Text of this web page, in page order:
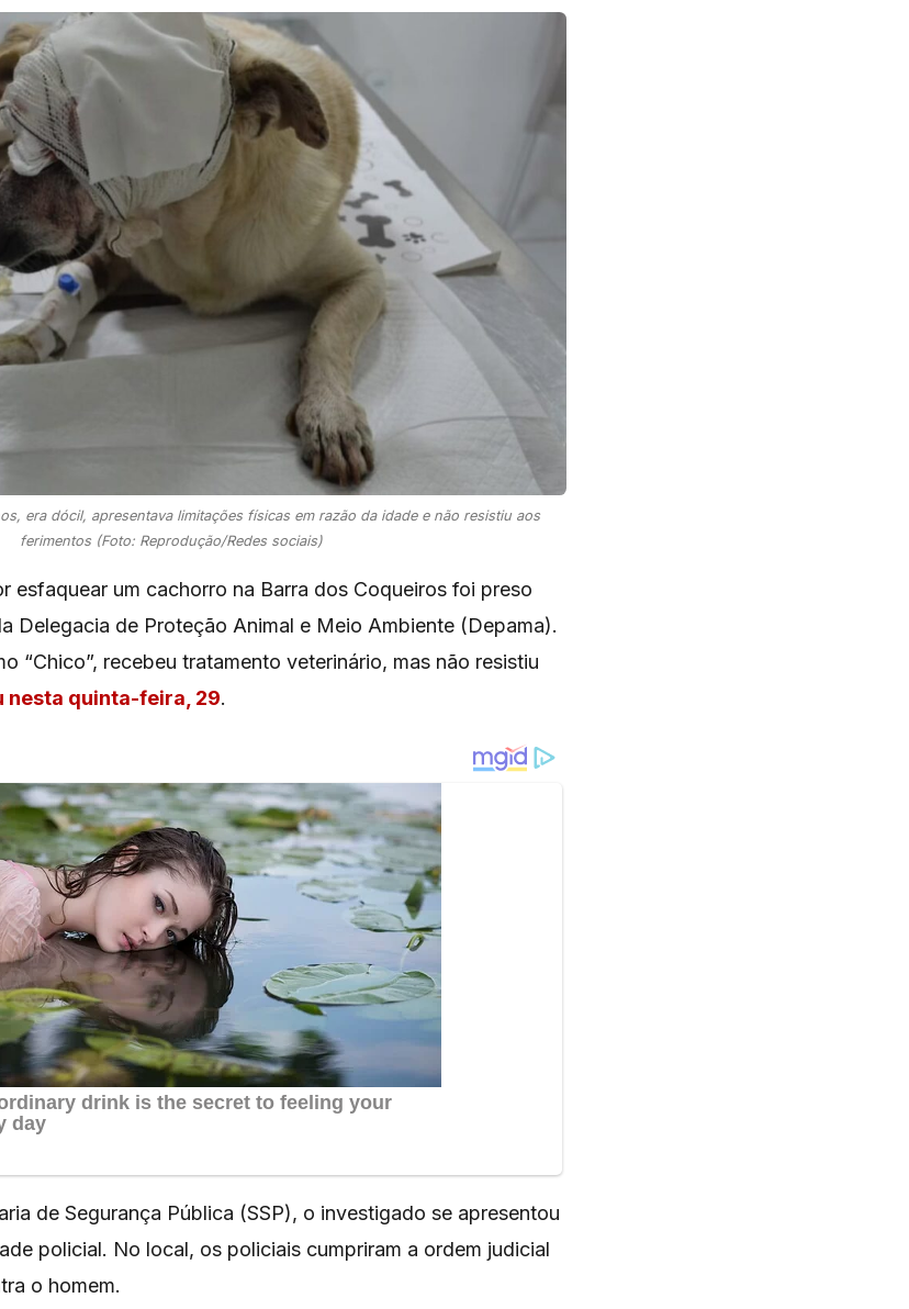
era dócil, apresentava limitações físicas em razão da idade e não resistiu aos
ferimentos (Foto: Reprodução/Redes sociais)
esfaquear um cachorro na Barra dos Coqueiros foi preso
Delegacia de Proteção Animal e Meio Ambiente (Depama).
“Chico”, recebeu tratamento veterinário, mas não resistiu
nesta quinta-feira, 29.
de Segurança Pública (SSP), o investigado se apresentou
policial. No local, os policiais cumpriram a ordem judicial
o homem.